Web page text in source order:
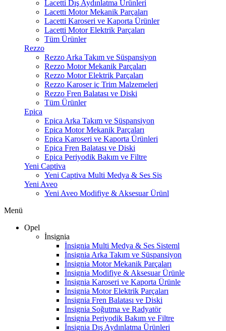
Lacetti Dış Aydınlatma Ürünleri
Lacetti Motor Mekanik Parçaları
Lacetti Karoseri ve Kaporta Ürünler
Lacetti Motor Elektrik Parçaları
Tüm Ürünler
Rezzo
Rezzo Arka Takım ve Süspansiyon
Rezzo Motor Mekanik Parçaları
Rezzo Motor Elektrik Parçaları
Rezzo Karoser iç Trim Malzemeleri
Rezzo Fren Balatası ve Diski
Tüm Ürünler
Epica
Epica Arka Takım ve Süspansiyon
Epica Motor Mekanik Parçaları
Epica Karoseri ve Kaporta Ürünleri
Epica Fren Balatası ve Diski
Epica Periyodik Bakım ve Filtre
Yeni Captiva
Yeni Captiva Multi Medya & Ses Sis
Yeni Aveo
Yeni Aveo Modifiye & Aksesuar Ürünl
Menü
Opel
İnsignia
İnsignia Multi Medya & Ses Sisteml
İnsignia Arka Takım ve Süspansiyon
İnsignia Motor Mekanik Parçaları
İnsignia Modifiye & Aksesuar Ürünle
İnsignia Karoseri ve Kaporta Ürünle
İnsignia Motor Elektrik Parçaları
İnsignia Fren Balatası ve Diski
İnsignia Soğutma ve Radyatör
İnsignia Periyodik Bakım ve Filtre
İnsignia Dış Aydınlatma Ürünleri